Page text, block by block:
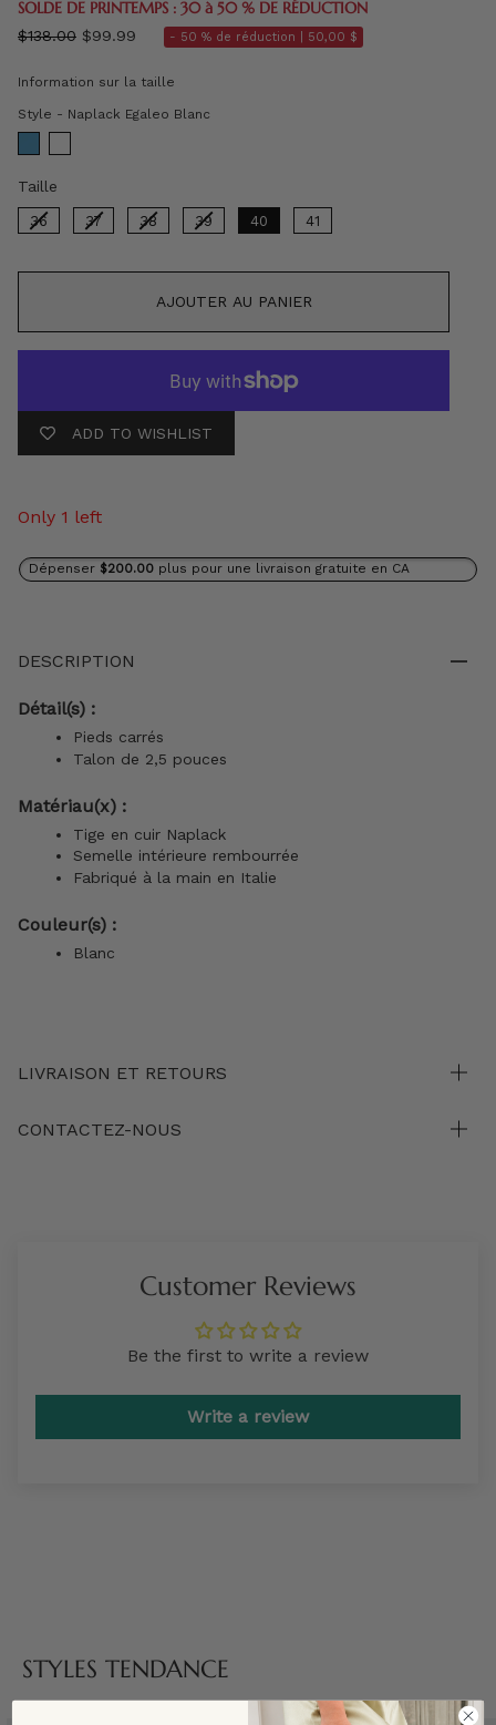
SOLDE DE PRINTEMPS : 30 à 50 % DE RÉDUCTION
régulier
$138.00 $99.99 - 50 % de réduction | 50,00 $
Information sur la taille
Style - Naplack Egaleo Blanc
Taille
36 37 38 39 40 41
AJOUTER AU PANIER
ADD TO WISHLIST
Only 1 left
Dépenser $200.00 plus pour une livraison gratuite en CA
DESCRIPTION
Détail(s) :
Pieds carrés
Talon de 2,5 pouces
Matériau(x) :
Tige en cuir Naplack
Semelle intérieure rembourrée
Fabriqué à la main en Italie
Couleur(s) :
Blanc
LIVRAISON ET RETOURS
CONTACTEZ-NOUS
Customer Reviews
Be the first to write a review
Write a review
STYLES TENDANCE